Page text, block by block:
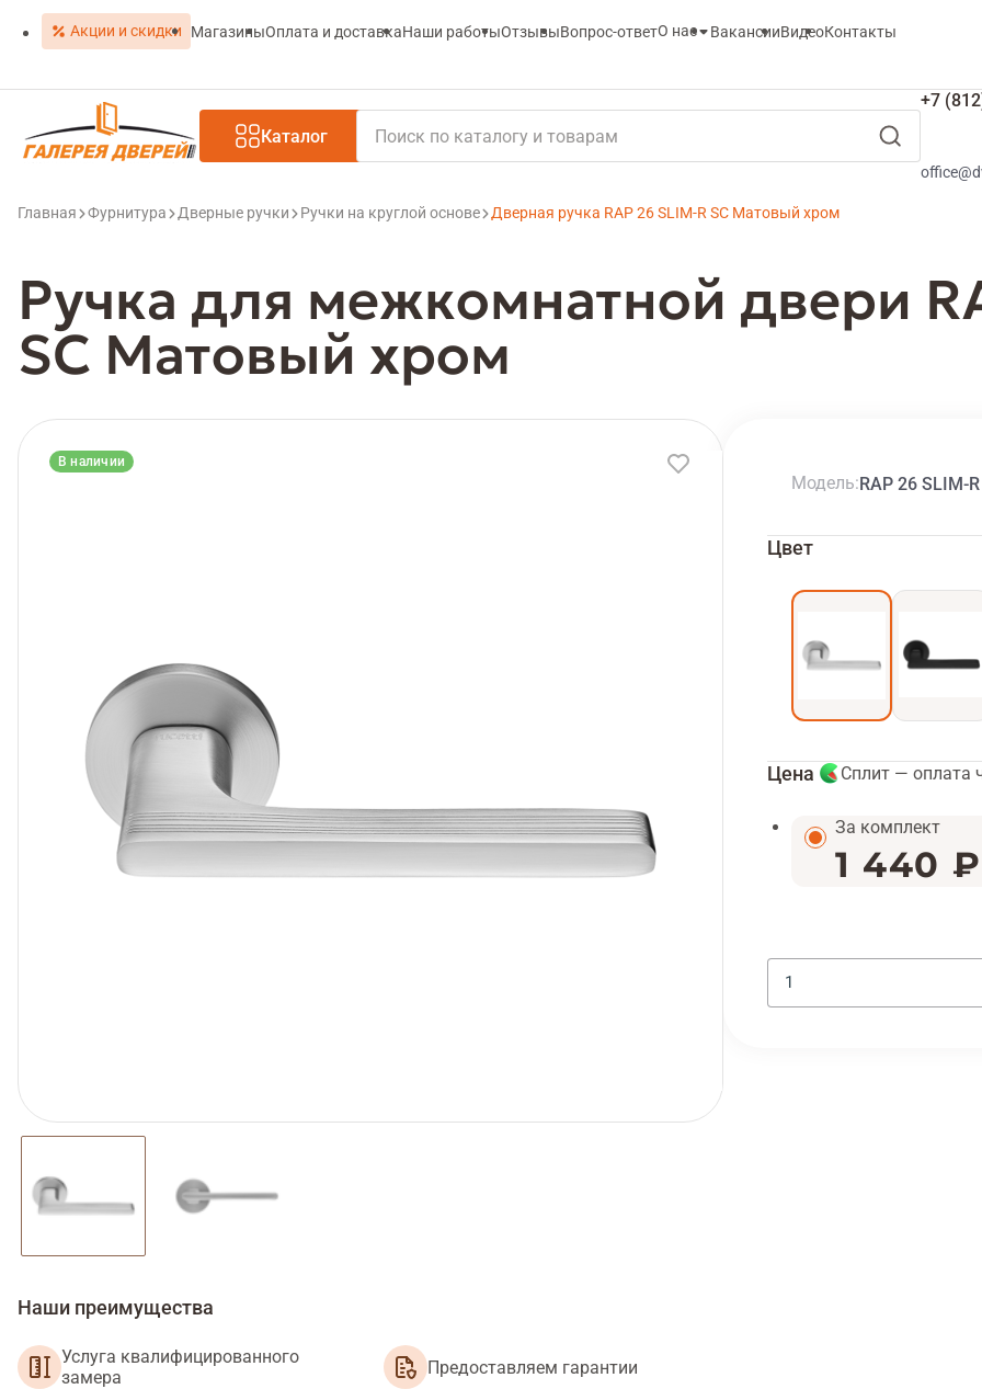
Акции и скидки МагазиныОплата и доставкаНаши работыОтзывыВопрос-ответО нас ВакансииВидеоКонтакты
Каталог
+7
Главная Фурнитура Дверные ручки Ручки на круглой основе Дверная ручка RAP 26 SLIM-R SC Матовый хром
Ручка для межкомнатной двери
SC Матовый хром
В наличии
Наши преимущества
Услуга квалифицированного
замера
Предоставляем гарантии
Модель RAP 26 SLIM-
Цвет
Цена Сплит — оплата
За комплект
1 440 ₽